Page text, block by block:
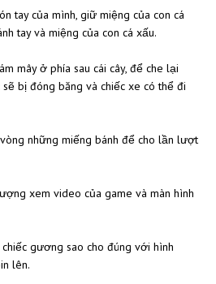
tay của mình, giữ miệng của con cá
tay và miệng của con cá xấu.
mây ở phía sau cái cây, để che lại
bị đóng băng và chiếc xe có thể đi
những miếng bánh để cho lần lượt
xem video của game và màn hình
gương sao cho đúng với hình
lên.